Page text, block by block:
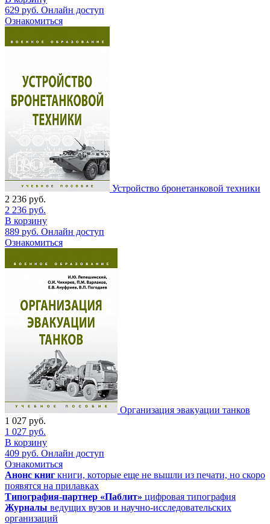
629 руб. Онлайн доступ
Ознакомиться
Устройство бронетанковой техники
2 236 руб.
2 236 руб.
В корзину
889 руб. Онлайн доступ
Ознакомиться
Организация эвакуации танков
1 027 руб.
1 027 руб.
В корзину
409 руб. Онлайн доступ
Ознакомиться
Анонс книг книги, которые еще не вышли из печати, но скоро
появятся на прилавках
Типография-партнер «Паблит» цифровая типография
Журналы ведущих вузов и научно-исследовательских
организаций